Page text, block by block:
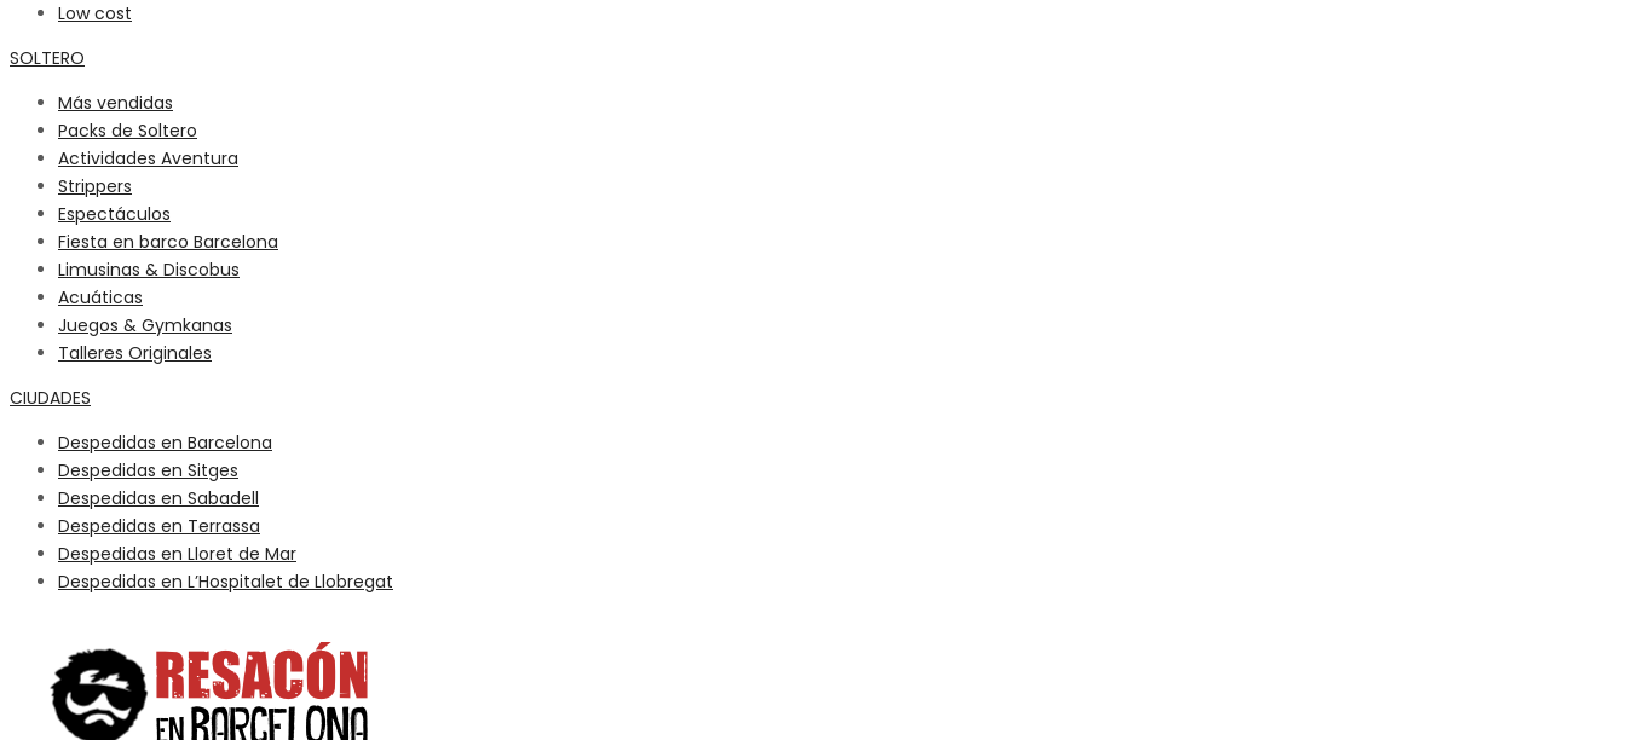
Low cost
SOLTERO
Más vendidas
Packs de Soltero
Actividades Aventura
Strippers
Espectáculos
Fiesta en barco Barcelona
Limusinas & Discobus
Acuáticas
Juegos & Gymkanas
Talleres Originales
CIUDADES
Despedidas en Barcelona
Despedidas en Sitges
Despedidas en Sabadell
Despedidas en Terrassa
Despedidas en Lloret de Mar
Despedidas en L’Hospitalet de Llobregat